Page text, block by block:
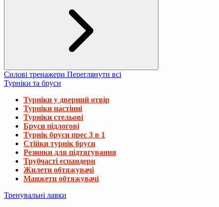
Силові тренажери Переглянути всі
Турніки та бруси
Турніки у дверний отвір
Турніки настінні
Турніки стельові
Бруси підлогові
Турнік бруси прес 3 в 1
Стійки турнік бруси
Резинки для підтягування
Трубчасті еспандери
Жилети обтяжувачі
Манжети обтяжувачі
Тренувальні лавки